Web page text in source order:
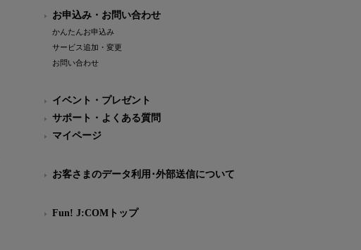
お申込み・お問い合わせ
かんたんお申込み
サービス追加・変更
お問い合わせ
イベント・プレゼント
サポート・よくある質問
マイページ
お客さまのデータ利用･外部送信について
Fun! J:COMトップ